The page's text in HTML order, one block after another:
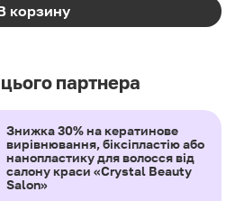
корзину
партнера
Знижка 30% на кератинове
вирівнювання, біксіпластію або
нанопластику для волосся від
салону краси «Crystal Beauty
Salon»